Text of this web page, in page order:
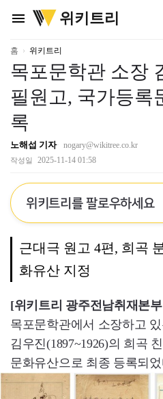
menu
위
키
리
위키트리
홈 위키트리
목포문학관 소장
필원고, 국가등록
록
노해섭 기자 nogary@wikitree.co.kr
작성일 2025-11-14 01:58
위키트리를 팔로우하세요
근대극 원고 4편, 희곡
화유산 지정
[위키트리 광주전남취재본
목포문학관에서 소장하고
김우진(1897~1926)의 희곡
문화유산으로 최종 등록되